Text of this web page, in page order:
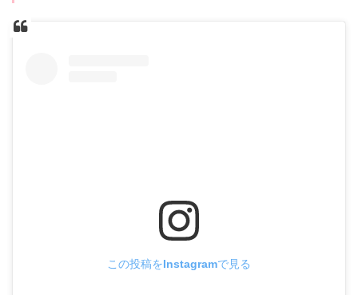
この投稿をInstagramで見る